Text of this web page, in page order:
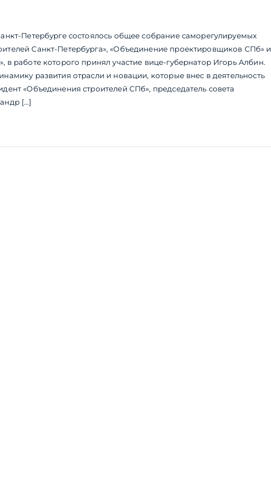
Петербурге состоялось общее собрание саморегулируемых
Санкт-Петербурга», «Объединение проектировщиков СПб» и
в работе которого принял участие вице-губернатор Игорь Албин.
развития отрасли и новации, которые внес в деятельность
«Объединения строителей СПб», председатель совета
[…]